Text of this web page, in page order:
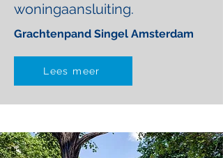
woningaansluiting.
Grachtenpand Singel Amsterdam
Lees meer